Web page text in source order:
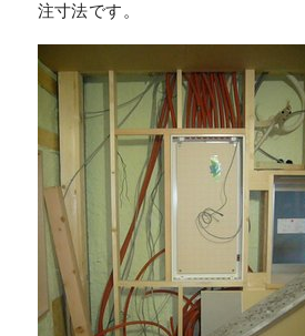
注寸法です。